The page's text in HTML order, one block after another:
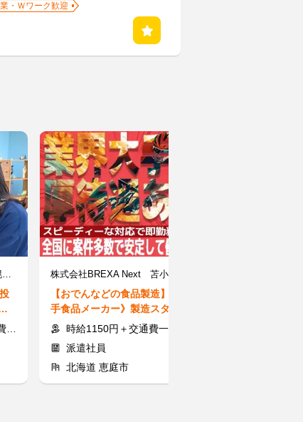
・Ｗワーク歓迎
株式会社スタッフサービス/札幌市白石区・札幌【発寒南駅】
【おでんなどの食品製造】《大
手食品メーカー》製造スタッフ
★夜勤で働く！初心者OK！
時給1150円＋交通費一部
派遣社員
北海道 恵庭市